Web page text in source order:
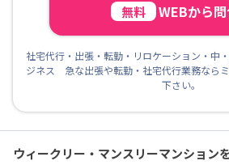
無料 WEBから
社宅代行・出張・転勤・リロケーション・中
ジネス 急な出張や転勤・社宅代行業務なら
下さい。
ウィークリー・マンスリーマンション